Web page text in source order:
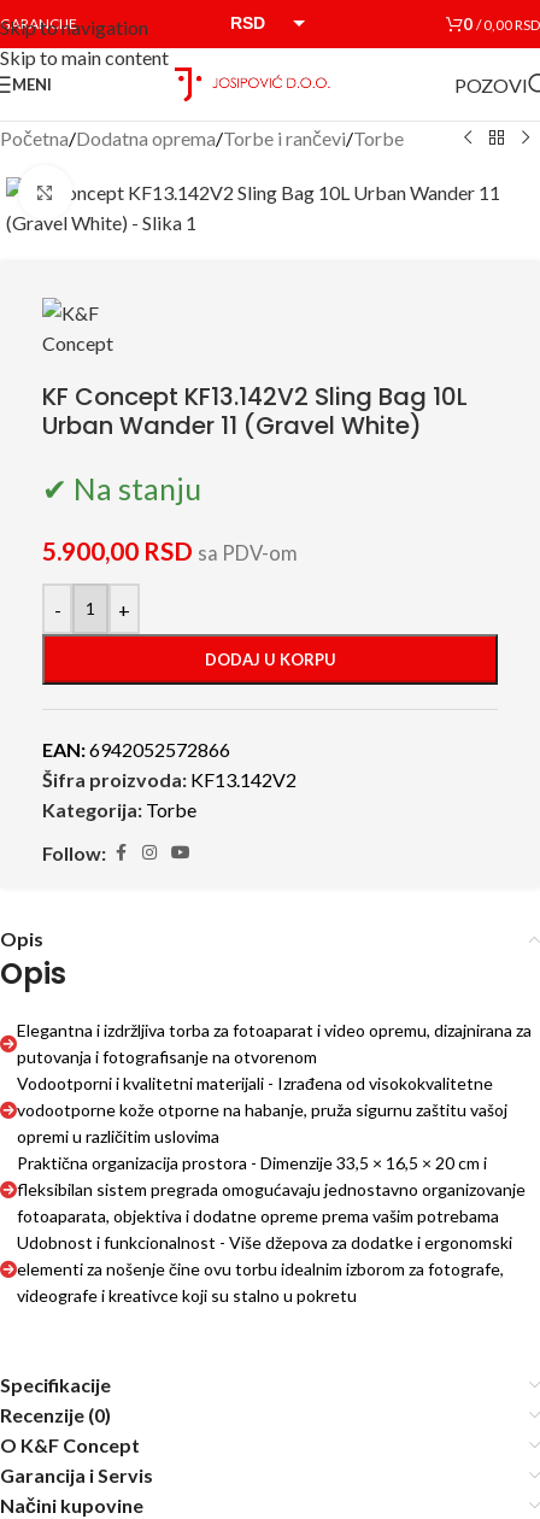
Skip to navigation
Skip to main content
GARANCIJE RSD 0 /0,00RSD
MENI POZOVI
Početna/Dodatna oprema/Torbe i rančevi/Torbe
Click to enlarge
KF Concept KF13.142V2 Sling Bag 10L
Urban Wander 11 (Gravel White)
✔ Na stanju
5.900,00 RSD sa PDV-om
- +
DODAJ U KORPU
EAN:6942052572866
Šifra proizvoda: KF13.142V2
Kategorija: Torbe
Follow:
Opis
Opis
Elegantna i izdržljiva torba za fotoaparat i video opremu, dizajnirana za
putovanja i fotografisanje na otvorenom
Vodootporni i kvalitetni materijali - Izrađena od visokokvalitetne
vodootporne kože otporne na habanje, pruža sigurnu zaštitu vašoj
opremi u različitim uslovima
Praktična organizacija prostora - Dimenzije 33,5 × 16,5 × 20 cm i
fleksibilan sistem pregrada omogućavaju jednostavno organizovanje
fotoaparata, objektiva i dodatne opreme prema vašim potrebama
Udobnost i funkcionalnost - Više džepova za dodatke i ergonomski
elementi za nošenje čine ovu torbu idealnim izborom za fotografe,
videografe i kreativce koji su stalno u pokretu
Specifikacije
Recenzije (0)
O K&F Concept
Garancija i Servis
Načini kupovine